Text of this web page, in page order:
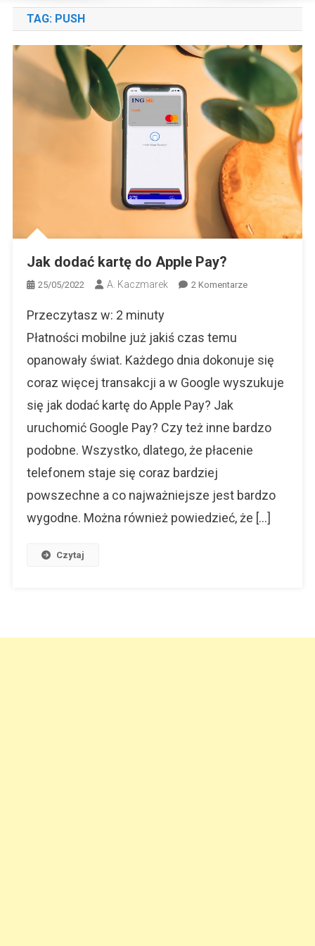
TAG: PUSH
Jak dodać kartę do Apple Pay?
25/05/2022 A. Kaczmarek 2 KomentarzeDo
Apple
Pay?
Przeczytasz w: 2 minuty
Płatności mobilne już jakiś czas temu
opanowały świat. Każdego dnia dokonuje się
coraz więcej transakcji a w Google wyszukuje
się jak dodać kartę do Apple Pay? Jak
uruchomić Google Pay? Czy też inne bardzo
podobne. Wszystko, dlatego, że płacenie
telefonem staje się coraz bardziej
powszechne a co najważniejsze jest bardzo
wygodne. Można również powiedzieć, że […]
Czytaj